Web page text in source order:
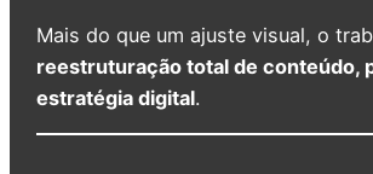
Mais do que um ajuste visual, o
reestruturação total de conteúdo,
estratégia digital.